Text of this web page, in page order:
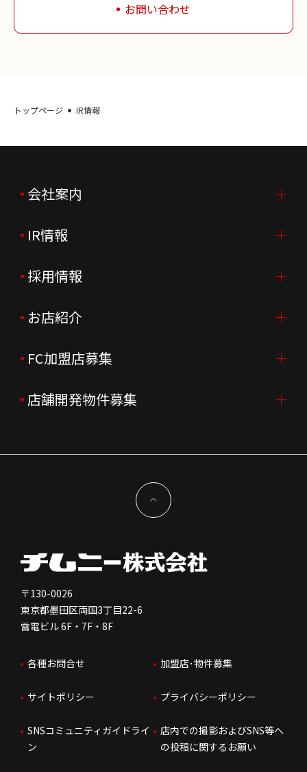
お問い合わせ
トップページ IR情報
会社案内
会社案内TOP
ご挨拶
会社概要
会社沿革
企業理念
新型コロナウイルス対応
IR情報
IR情報TOP
ニュースリリース
月次売上
決算資料
コーポレートガバナンス
免責事項
株価情報
IRお問合せ
採用情報
採用情報TOP
新卒採用
中途採用
会社を知る
人を知る
はたらく環境
人財育成
サステナビリティ
お店紹介
店舗を探す・予約する
よくあるご質問
FC加盟店募集
FC加盟店募集TOP
独立支援について
FC加盟店お問合せ
店舗開発物件募集
〒130-0026
東京都墨田区両国3丁目22-6
雷電ビル 6F・7F・8F
各種お問合せ 加盟店･物件募集
サイトポリシー プライバシーポリシー
SNSコミュニティガイドライ
ン
店内での撮影およびSNS等へ
の投稿に関するお願い